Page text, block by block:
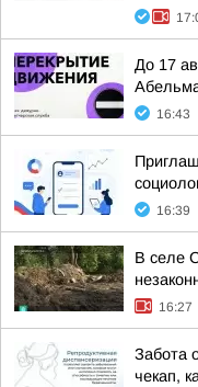
До 17
16:43
16:39
В селе
16:27
Забота
чекап,